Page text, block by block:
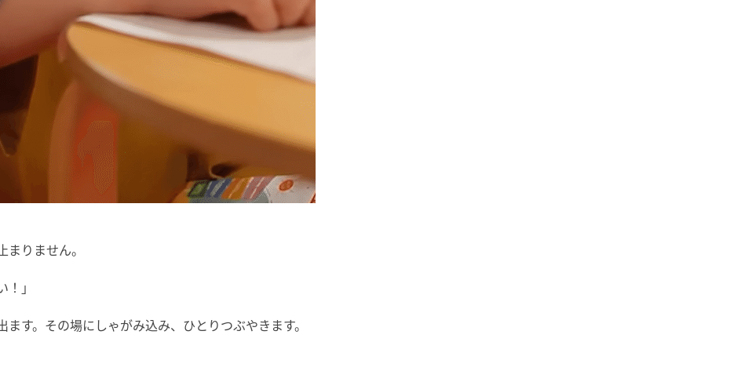
りません。
」
す。その場にしゃがみ込み、ひとりつぶやきます。